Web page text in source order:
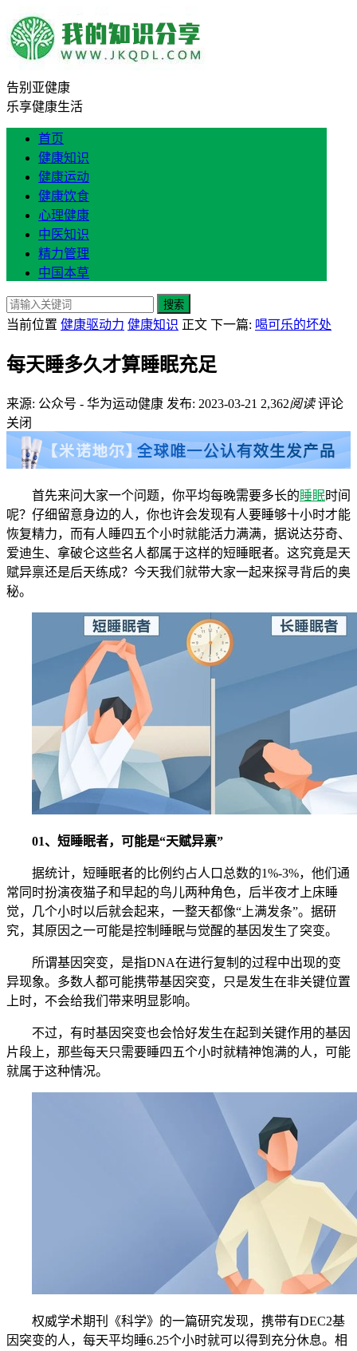
告别亚健康
乐享健康生活
首页
健康知识
健康运动
健康饮食
心理健康
中医知识
精力管理
中国本草
搜索
当前位置 健康驱动力 健康知识 正文 下一篇: 喝可乐的坏处
每天睡多久才算睡眠充足
来源: 公众号 - 华为运动健康 发布: 2023-03-21 2,362阅读 评论
关闭
首先来问大家一个问题，你平均每晚需要多长的睡眠时间
呢？仔细留意身边的人，你也许会发现有人要睡够十小时才能
恢复精力，而有人睡四五个小时就能活力满满，据说达芬奇、
爱迪生、拿破仑这些名人都属于这样的短睡眠者。这究竟是天
赋异禀还是后天练成？今天我们就带大家一起来探寻背后的奥
秘。
01、短睡眠者，可能是“天赋异禀”
据统计，短睡眠者的比例约占人口总数的1%-3%，他们通
常同时扮演夜猫子和早起的鸟儿两种角色，后半夜才上床睡
觉，几个小时以后就会起来，一整天都像“上满发条”。据研
究，其原因之一可能是控制睡眠与觉醒的基因发生了突变。
所谓基因突变，是指DNA在进行复制的过程中出现的变
异现象。多数人都可能携带基因突变，只是发生在非关键位置
上时，不会给我们带来明显影响。
不过，有时基因突变也会恰好发生在起到关键作用的基因
片段上，那些每天只需要睡四五个小时就精神饱满的人，可能
就属于这种情况。
权威学术期刊《科学》的一篇研究发现，携带有DEC2基
因突变的人，每天平均睡6.25个小时就可以得到充分休息。相